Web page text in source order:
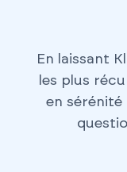
En laissant
les plus
en